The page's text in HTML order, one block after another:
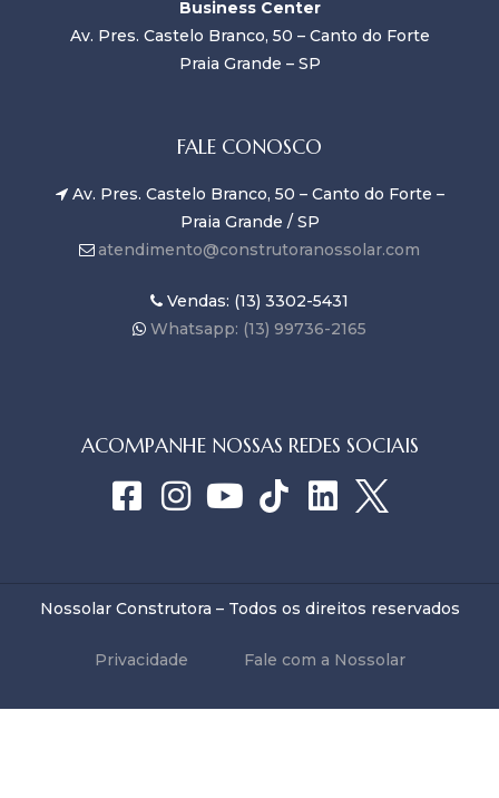
Business Center
Av. Pres. Castelo Branco, 50 – Canto do Forte
Praia Grande – SP
FALE CONOSCO
Av. Pres. Castelo Branco, 50 – Canto do Forte –
Praia Grande / SP
atendimento@construtoranossolar.com
Vendas: (13) 3302-5431
Whatsapp: (13) 99736-2165
ACOMPANHE NOSSAS REDES SOCIAIS
Nossolar Construtora – Todos os direitos reservados
Privacidade Fale com a Nossolar